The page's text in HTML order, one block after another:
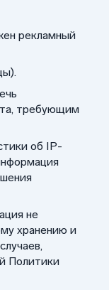
рекламный
требующим
об IP-
не
хранению и
Политики